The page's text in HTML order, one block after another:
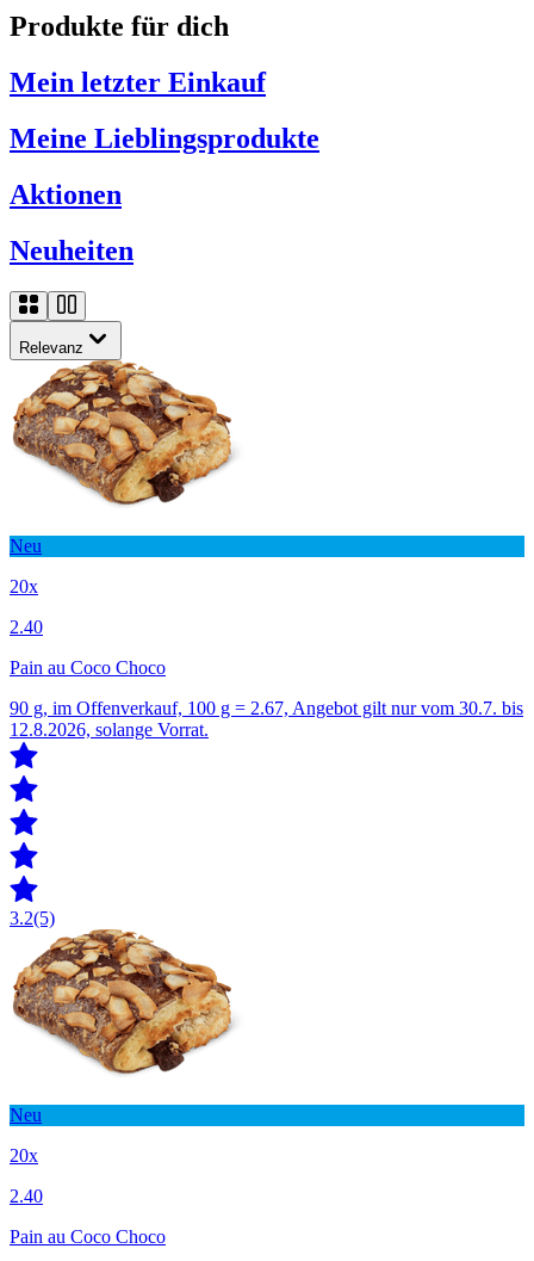
Produkte für dich
Mein letzter Einkauf
Meine Lieblingsprodukte
Aktionen
Neuheiten
Relevanz
Neu
20x
2.40
Pain au Coco Choco
90 g, im Offenverkauf, 100 g = 2.67, Angebot gilt nur vom 30.7. bis
12.8.2026, solange Vorrat.
3.2(5)
Neu
20x
2.40
Pain au Coco Choco